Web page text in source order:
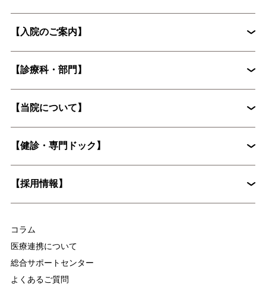
初診外来の流れ
【入院のご案内】
入院から退院までの流れ
【診療科・部門】
脳神経外科
【当院について】
院長挨拶
【健診・専門ドック】
【採用情報】
コラム
医療連携について
総合サポートセンター
よくあるご質問